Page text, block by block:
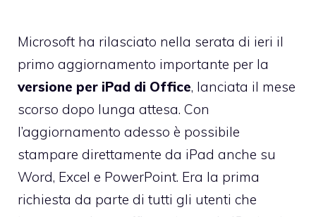
Microsoft ha rilasciato nella serata di ieri il
primo aggiornamento importante per la
versione per iPad di Office, lanciata il mese
scorso dopo lunga attesa. Con
l’aggiornamento adesso è possibile
stampare direttamente da iPad anche su
Word, Excel e PowerPoint. Era la prima
richiesta da parte di tutti gli utenti che